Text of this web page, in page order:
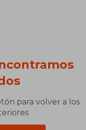
para volver a los